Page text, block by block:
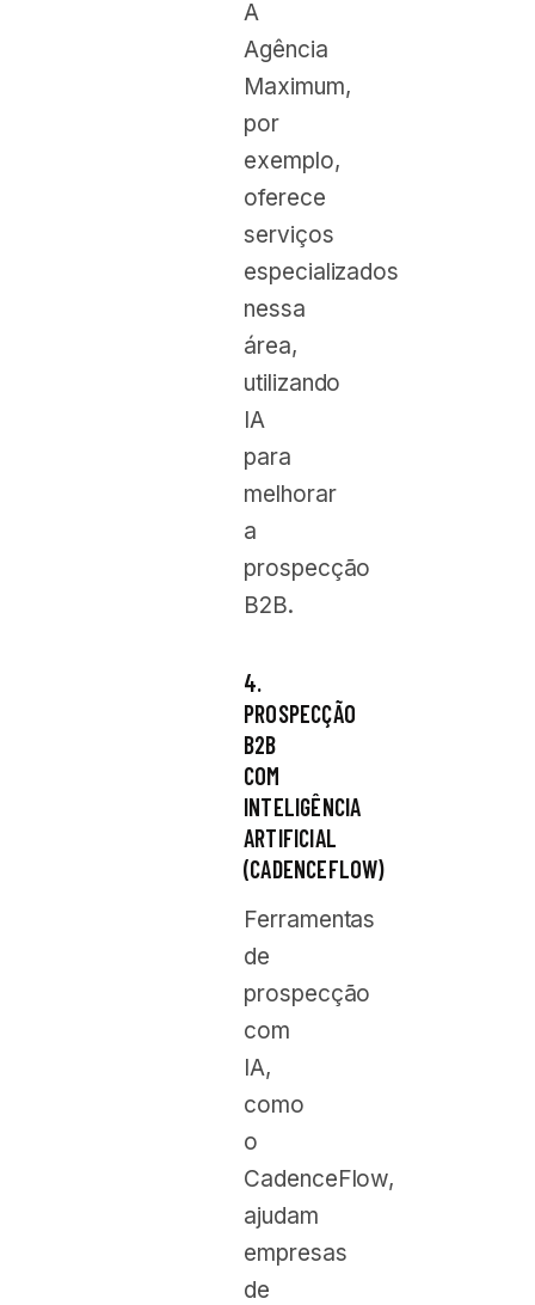
A
Agência
Maximum,
por
exemplo,
oferece
serviços
especializados
nessa
área,
utilizando
IA
para
melhorar
a
prospecção
B2B.
4.
PROSPECÇÃO
B2B
COM
INTELIGÊNCIA
ARTIFICIAL
(CADENCEFLOW)
Ferramentas
de
prospecção
com
IA,
como
o
CadenceFlow,
ajudam
empresas
de